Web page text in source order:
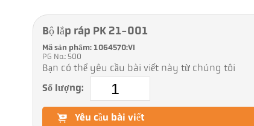
Bộ lắp ráp PK 21-001
Mã sản phẩm: 1064570:VI
PG No.: 500
Bạn có thể yêu cầu bài viết này từ chúng tôi
Số lượng:
Yêu cầu bài viết